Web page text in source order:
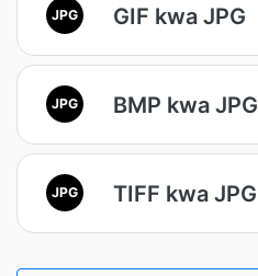
JPG GIF kwa JPG
JPG BMP kwa JPG
JPG TIFF kwa JPG